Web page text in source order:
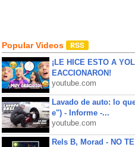
Popular Videos
¡LE HICE ESTO A
EACCIONARON!
youtube.com
Lavado de auto: lo
e") - Informe -...
youtube.com
Rels B, Morad - NO